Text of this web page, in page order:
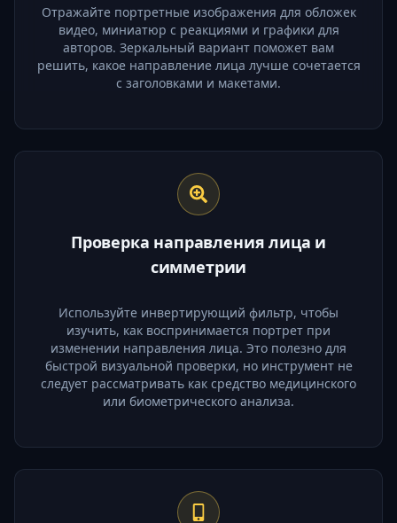
Отражайте портретные изображения для обложек
видео, миниатюр с реакциями и графики для
авторов. Зеркальный вариант поможет вам
решить, какое направление лица лучше сочетается
с заголовками и макетами.
Проверка направления лица и
симметрии
Используйте инвертирующий фильтр, чтобы
изучить, как воспринимается портрет при
изменении направления лица. Это полезно для
быстрой визуальной проверки, но инструмент не
следует рассматривать как средство медицинского
или биометрического анализа.